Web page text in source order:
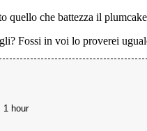
quello che battezza il
Fossi in voi lo proverei
1 hour